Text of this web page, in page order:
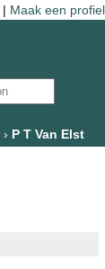
| Maak een profiel
› P T Van Elst